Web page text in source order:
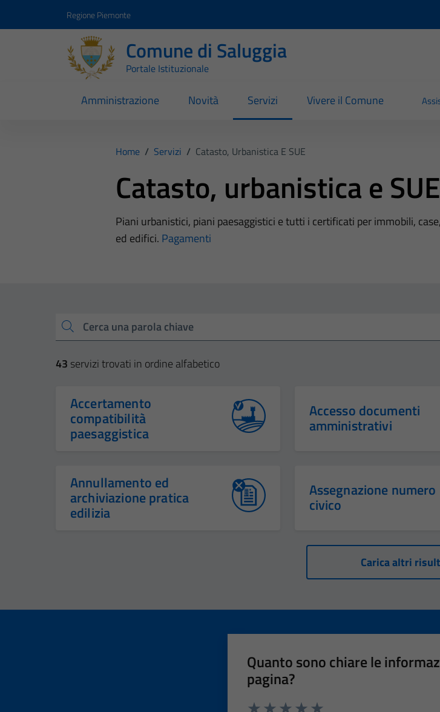
Regione Piemonte
Comune di Saluggia
Portale Istituzionale
Amministrazione Novità Servizi Vivere il Comune
Home / Servizi / Catasto, Urbanistica E SUE
Catasto, urbanistica e SUE
Piani urbanistici, piani paesaggistici e tutti i certificati per immobili,
ed edifici. Pagamenti
Cerca una parola chiave
43 servizi trovati in ordine alfabetico
Accertamento
compatibilità
paesaggistica
Accesso documenti
amministrativi
Annullamento ed
archiviazione pratica
edilizia
Assegnazione numero
civico
Carica altri
Quanto sono chiare le
pagina?